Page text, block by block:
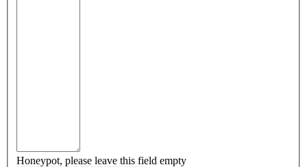
Honeypot, please leave this field empty